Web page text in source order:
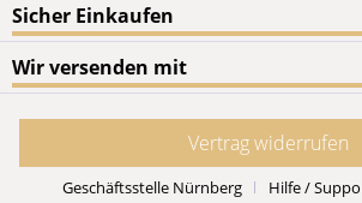
Sicher Einkaufen
Wir versenden mit
Vertrag widerrufen
Geschäftsstelle Nürnberg Hilfe /